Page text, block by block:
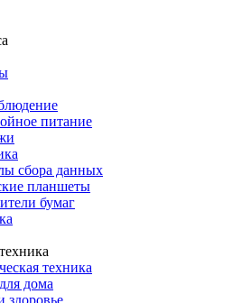
питание
сбора данных
планшеты
бумаг
техника
дома
здоровье